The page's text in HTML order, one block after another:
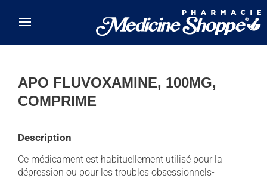
APO FLUVOXAMINE, 100MG,
COMPRIME
Description
Ce médicament est habituellement utilisé pour la
dépression ou pour les troubles obsessionnels-